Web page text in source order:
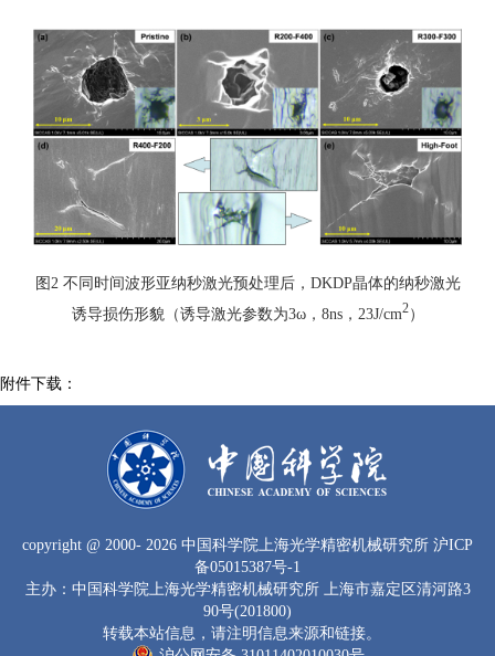
图2 不同时间波形亚纳秒激光预处理后，DKDP晶体的纳秒激光
诱导损伤形貌（诱导激光参数为3ω，8ns，23J/cm2）
备05015387号-1
主办：中国科学院上海光学精密机械研究所 上海市嘉定区清河路3
90号(201800)
转载本站信息，请注明信息来源和链接。
沪公网安备 31011402010030号